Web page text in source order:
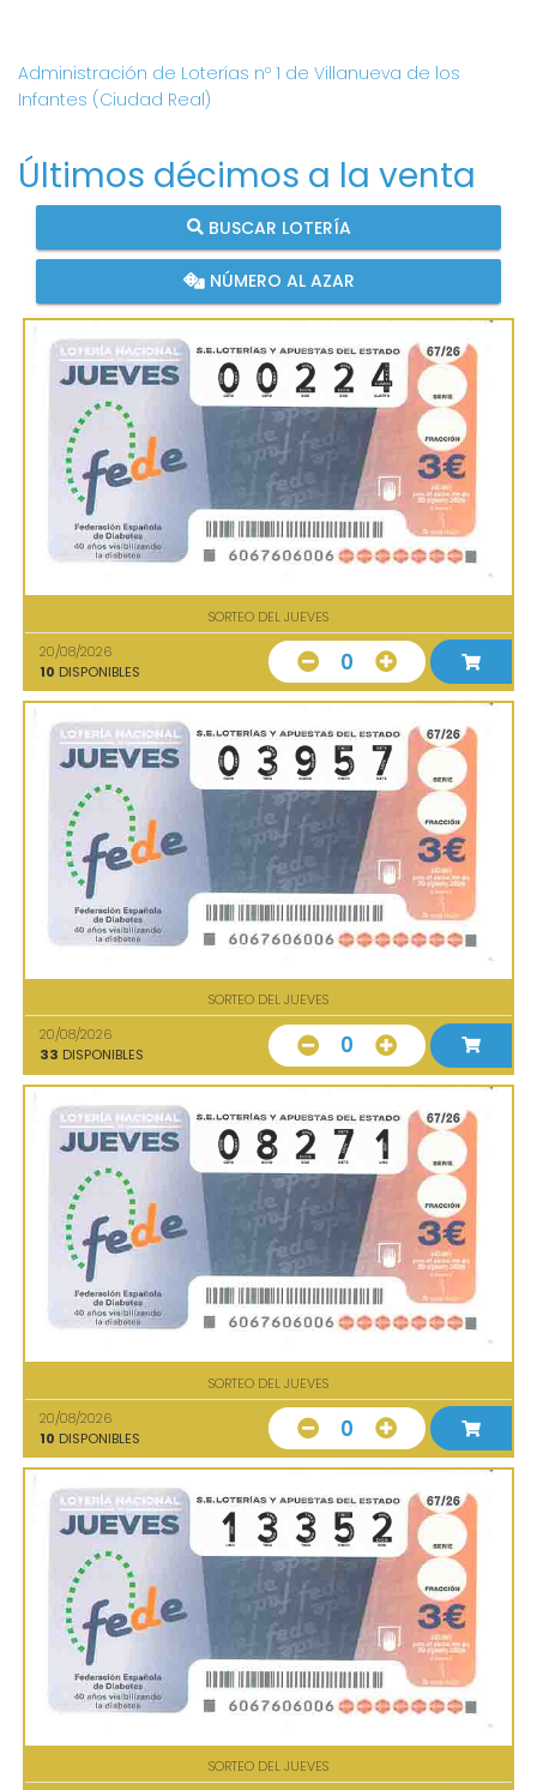
Administración de Loterías nº 1 de Villanueva de los
Infantes (Ciudad Real)
Últimos décimos a la venta
BUSCAR LOTERÍA
NÚMERO AL AZAR
SORTEO DEL JUEVES
20/08/2026
10 DISPONIBLES 0
SORTEO DEL JUEVES
20/08/2026
33 DISPONIBLES 0
SORTEO DEL JUEVES
20/08/2026
10 DISPONIBLES 0
SORTEO DEL JUEVES